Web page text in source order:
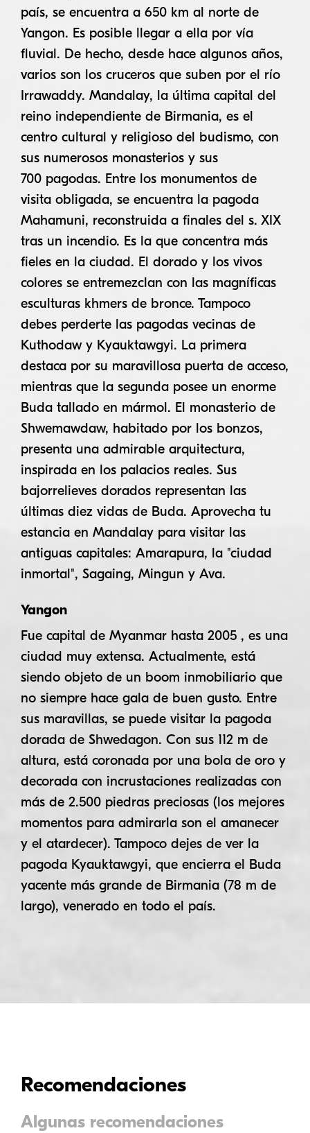
Inicio
país, se encuentra a 650 km al norte de
Yangon. Es posible llegar a ella por vía
fluvial. De hecho, desde hace algunos años,
varios son los cruceros que suben por el río
Irrawaddy. Mandalay, la última capital del
reino independiente de Birmania, es el
centro cultural y religioso del budismo, con
sus numerosos monasterios y sus
700 pagodas. Entre los monumentos de
visita obligada, se encuentra la pagoda
Mahamuni, reconstruida a finales del s. XIX
tras un incendio. Es la que concentra más
fieles en la ciudad. El dorado y los vivos
colores se entremezclan con las magníficas
esculturas khmers de bronce. Tampoco
debes perderte las pagodas vecinas de
Kuthodaw y Kyauktawgyi. La primera
destaca por su maravillosa puerta de acceso,
mientras que la segunda posee un enorme
Buda tallado en mármol. El monasterio de
Shwemawdaw, habitado por los bonzos,
presenta una admirable arquitectura,
inspirada en los palacios reales. Sus
bajorrelieves dorados representan las
últimas diez vidas de Buda. Aprovecha tu
estancia en Mandalay para visitar las
antiguas capitales: Amarapura, la "ciudad
inmortal", Sagaing, Mingun y Ava.
Yangon
Fue capital de Myanmar hasta 2005 , es una
ciudad muy extensa. Actualmente, está
siendo objeto de un boom inmobiliario que
no siempre hace gala de buen gusto. Entre
sus maravillas, se puede visitar la pagoda
dorada de Shwedagon. Con sus 112 m de
altura, está coronada por una bola de oro y
decorada con incrustaciones realizadas con
más de 2.500 piedras preciosas (los mejores
momentos para admirarla son el amanecer
y el atardecer). Tampoco dejes de ver la
pagoda Kyauktawgyi, que encierra el Buda
yacente más grande de Birmania (78 m de
largo), venerado en todo el país.
Recomendaciones
Algunas recomendaciones